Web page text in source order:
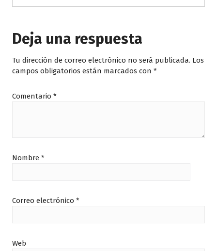
Deja una respuesta
Tu dirección de correo electrónico no será publicada. Los
campos obligatorios están marcados con *
Comentario *
Nombre *
Correo electrónico *
Web